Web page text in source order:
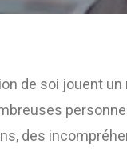
de soi jouent
des